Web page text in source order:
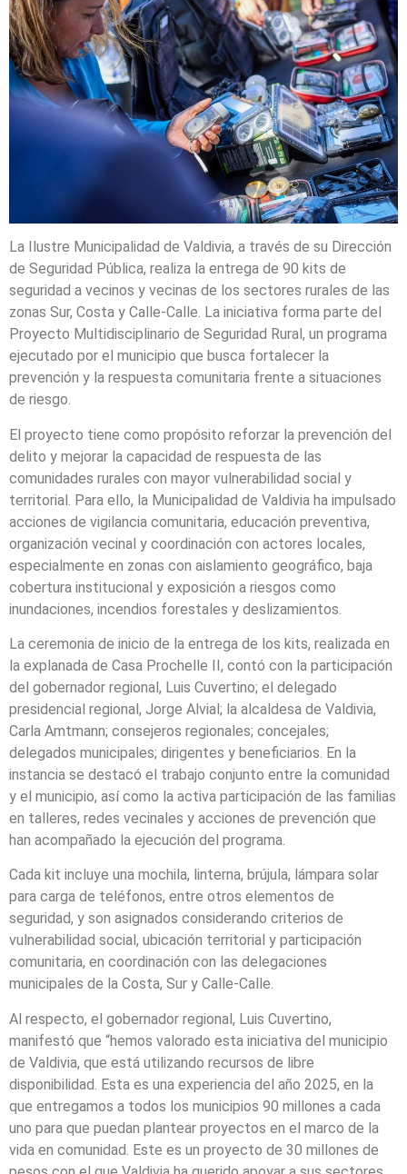
La Ilustre Municipalidad de Valdivia, a través de su Dirección
de Seguridad Pública, realiza la entrega de 90 kits de
seguridad a vecinos y vecinas de los sectores rurales de las
zonas Sur, Costa y Calle-Calle. La iniciativa forma parte del
Proyecto Multidisciplinario de Seguridad Rural, un programa
ejecutado por el municipio que busca fortalecer la
prevención y la respuesta comunitaria frente a situaciones
de riesgo.
El proyecto tiene como propósito reforzar la prevención del
delito y mejorar la capacidad de respuesta de las
comunidades rurales con mayor vulnerabilidad social y
territorial. Para ello, la Municipalidad de Valdivia ha impulsado
acciones de vigilancia comunitaria, educación preventiva,
organización vecinal y coordinación con actores locales,
especialmente en zonas con aislamiento geográfico, baja
cobertura institucional y exposición a riesgos como
inundaciones, incendios forestales y deslizamientos.
La ceremonia de inicio de la entrega de los kits, realizada en
la explanada de Casa Prochelle II, contó con la participación
del gobernador regional, Luis Cuvertino; el delegado
presidencial regional, Jorge Alvial; la alcaldesa de Valdivia,
Carla Amtmann; consejeros regionales; concejales;
delegados municipales; dirigentes y beneficiarios. En la
instancia se destacó el trabajo conjunto entre la comunidad
y el municipio, así como la activa participación de las familias
en talleres, redes vecinales y acciones de prevención que
han acompañado la ejecución del programa.
Cada kit incluye una mochila, linterna, brújula, lámpara solar
para carga de teléfonos, entre otros elementos de
seguridad, y son asignados considerando criterios de
vulnerabilidad social, ubicación territorial y participación
comunitaria, en coordinación con las delegaciones
municipales de la Costa, Sur y Calle-Calle.
Al respecto, el gobernador regional, Luis Cuvertino,
manifestó que “hemos valorado esta iniciativa del municipio
de Valdivia, que está utilizando recursos de libre
disponibilidad. Esta es una experiencia del año 2025, en la
que entregamos a todos los municipios 90 millones a cada
uno para que puedan plantear proyectos en el marco de la
vida en comunidad. Este es un proyecto de 30 millones de